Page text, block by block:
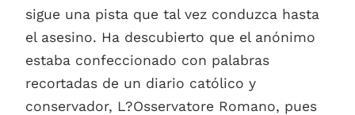
sigue una pista que tal vez conduzca hasta
el asesino. Ha descubierto que el anónimo
estaba confeccionado con palabras
recortadas de un diario católico y
conservador, L?Osservatore Romano, pues